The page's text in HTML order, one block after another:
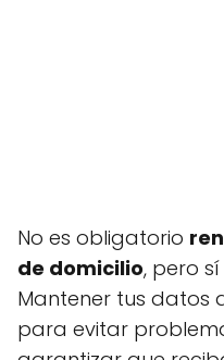
No es obligatorio
de domicilio, pero
Mantener tus datos
para evitar